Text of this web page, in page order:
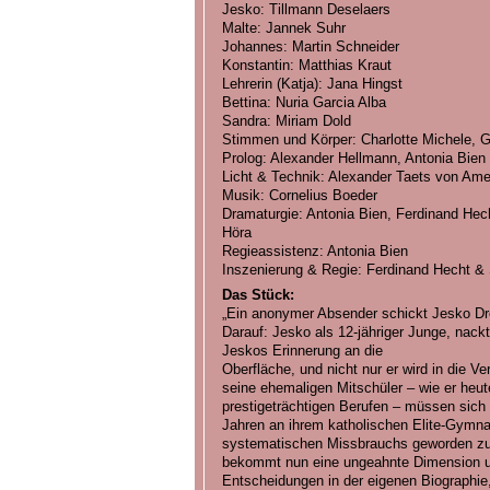
Jesko: Tillmann Deselaers
Malte: Jannek Suhr
Johannes: Martin Schneider
Konstantin: Matthias Kraut
Lehrerin (Katja): Jana Hingst
Bettina: Nuria Garcia Alba
Sandra: Miriam Dold
Stimmen und Körper: Charlotte Michele,
Prolog: Alexander Hellmann, Antonia Bien
Licht & Technik: Alexander Taets von
Musik: Cornelius Boeder
Dramaturgie: Antonia Bien, Ferdinand
Höra
Regieassistenz: Antonia Bien
Inszenierung & Regie: Ferdinand Hecht &
Das Stück:
„Ein anonymer Absender schickt Jesko
Darauf: Jesko als 12-jähriger Junge,
Jeskos Erinnerung an die
Oberfläche, und nicht nur er wird in die
seine ehemaligen Mitschüler – wie er
prestigeträchtigen Berufen – müssen
Jahren an ihrem katholischen Elite-
systematischen Missbrauchs geworden
bekommt nun eine ungeahnte Dimension
Entscheidungen in der eigenen